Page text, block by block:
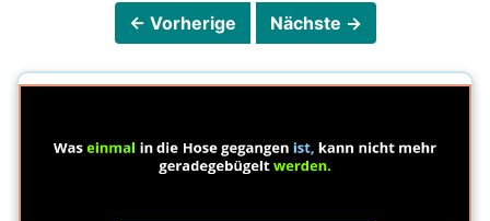
← Vorherige Nächste →